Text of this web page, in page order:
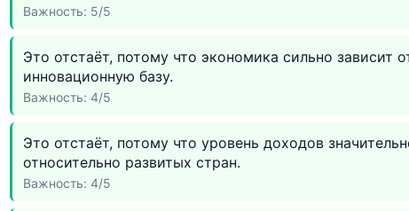
Важность: 5/5
Это отстаёт, потому что экономика сильно зависит
инновационную базу.
Важность: 4/5
Это отстаёт, потому что уровень доходов
относительно развитых стран.
Важность: 4/5